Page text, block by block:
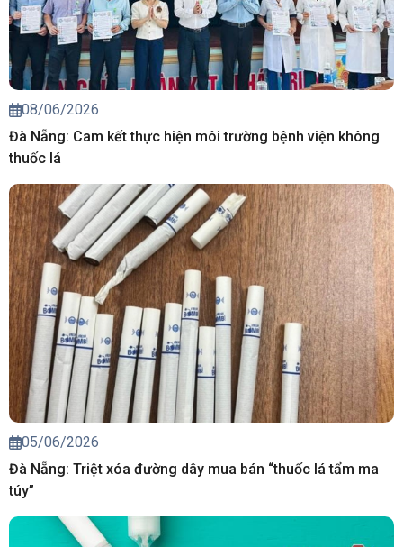
08/06/2026
Đà Nẵng: Cam kết thực hiện môi trường bệnh viện không
thuốc lá
05/06/2026
Đà Nẵng: Triệt xóa đường dây mua bán “thuốc lá tẩm ma
túy”